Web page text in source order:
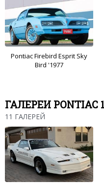
Pontiac Firebird Esprit Sky
Bird '1977
ГАЛЕРЕИ PONTIAC
11 ГАЛЕРЕЙ